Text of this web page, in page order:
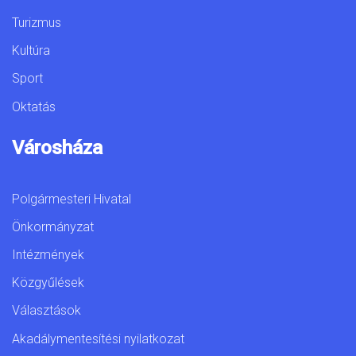
Turizmus
Kultúra
Sport
Oktatás
Városháza
Polgármesteri Hivatal
Önkormányzat
Intézmények
Közgyűlések
Választások
Akadálymentesítési nyilatkozat